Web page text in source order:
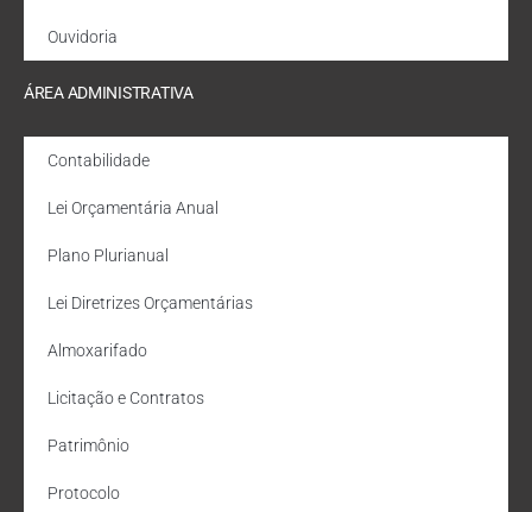
Ouvidoria
ÁREA ADMINISTRATIVA
Contabilidade
Lei Orçamentária Anual
Plano Plurianual
Lei Diretrizes Orçamentárias
Almoxarifado
Licitação e Contratos
Patrimônio
Protocolo